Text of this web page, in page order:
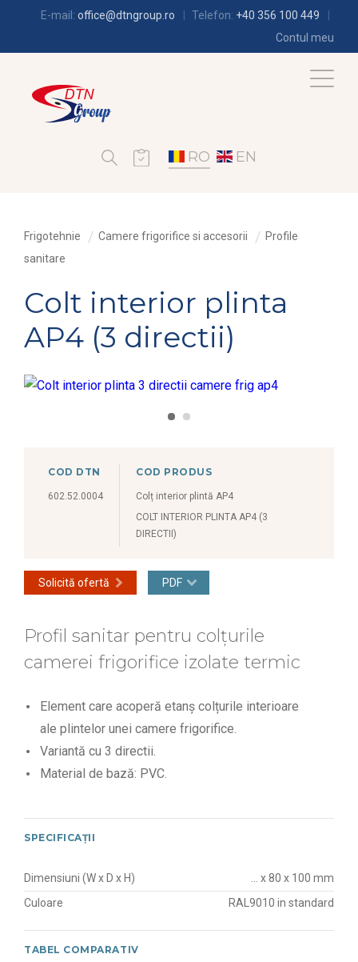
E-mail: office@dtngroup.ro Telefon: +40 356 100 449
Contul meu
RO EN
Frigotehnie Camere frigorifice si accesorii
Profile
sanitare
Colt interior plinta
AP4 (3 directii)
COD DTN
602.52.0004
COD PRODUS
Colț interior plintă AP4
COLT INTERIOR PLINTA AP4 (3
DIRECTII)
Solicită ofertă PDF
Profil sanitar pentru colțurile
camerei frigorifice izolate termic
Element care acoperă etanș colțurile interioare
ale plintelor unei camere frigorifice.
Variantă cu 3 directii.
Material de bază: PVC.
SPECIFICAȚII
Dimensiuni (W x D x H)
... x 80 x 100 mm
Culoare
RAL9010 in standard
TABEL COMPARATIV